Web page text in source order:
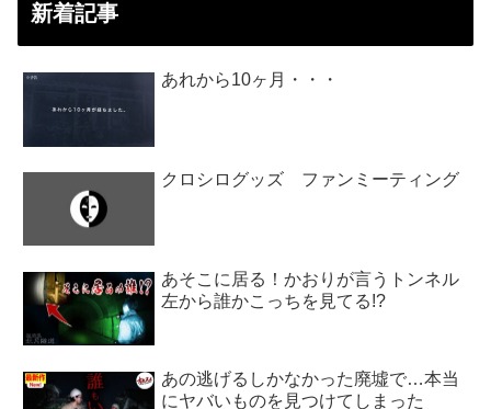
新着記事
あれから10ヶ月・・・
クロシログッズ ファンミーティング
あそこに居る！かおりが言うトンネル
左から誰かこっちを見てる!?
あの逃げるしかなかった廃墟で…本当
にヤバいものを見つけてしまった